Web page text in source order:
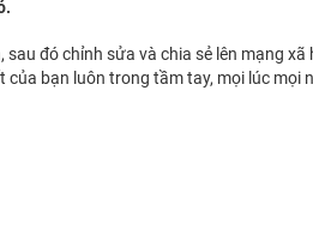
sau đó chỉnh sửa và chia sẻ lên mạng
của bạn luôn trong tầm tay, mọi lúc mọi